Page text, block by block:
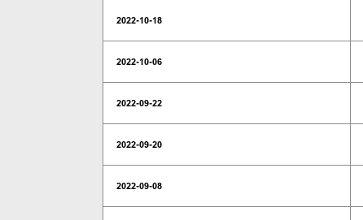
2022-10-18
2022-10-06
2022-09-22
2022-09-20
2022-09-08